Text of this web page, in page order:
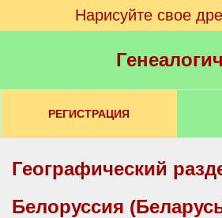
Нарисуйте свое
РЕГИСТРАЦИЯ
Географический
Белоруссия